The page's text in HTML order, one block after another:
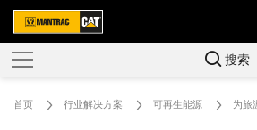
搜索
首页 行业解决方案 可再生能源